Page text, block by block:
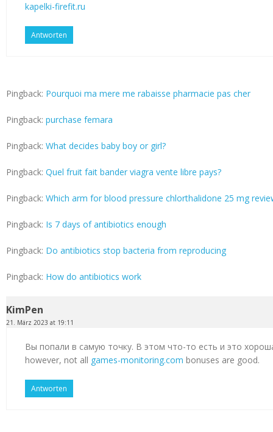
kapelki-firefit.ru
Antworten
Pingback: Pourquoi ma mere me rabaisse pharmacie pas cher
Pingback: purchase femara
Pingback: What decides baby boy or girl?
Pingback: Quel fruit fait bander viagra vente libre pays?
Pingback: Which arm for blood pressure chlorthalidone 25 mg
Pingback: Is 7 days of antibiotics enough
Pingback: Do antibiotics stop bacteria from reproducing
Pingback: How do antibiotics work
KimPen
21. März 2023 at 19:11
Вы попали в самую точку. В этом что-то есть и это
however, not all games-monitoring.com bonuses are good.
Antworten